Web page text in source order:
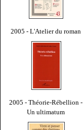
2005 - L'Atelier du roman
2005 - Théorie-Rébellion -
Un ultimatum